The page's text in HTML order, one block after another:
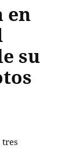
en
su